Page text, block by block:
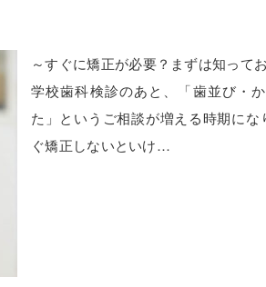
～すぐに矯正が必要？まずは知って
学校歯科検診のあと、「歯並び・
た」というご相談が増える時期にな
ぐ矯正しないといけ…